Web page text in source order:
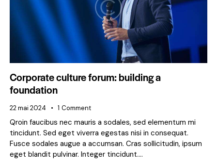
Corporate culture forum: building a
foundation
22 mai 2024 1 Comment
Qroin faucibus nec mauris a sodales, sed elementum mi
tincidunt. Sed eget viverra egestas nisi in consequat.
Fusce sodales augue a accumsan. Cras sollicitudin, ipsum
eget blandit pulvinar. Integer tincidunt.…